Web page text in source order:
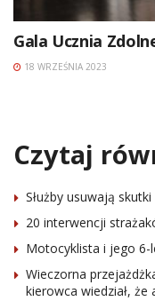
Gala Ucznia
18 WRZEŚNIA 2023
Czytaj
Służby usuwają
20 interwencji
Motocyklista i jego 6-
Wieczorna
kierowca wiedział, że